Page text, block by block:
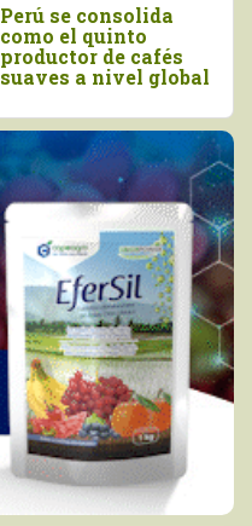
Perú se consolida
como el quinto
productor de cafés
suaves a nivel global